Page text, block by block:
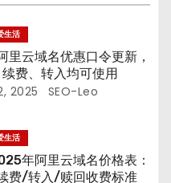
生活
里云域名优惠口令更新，
费、转入均可使用
2025 SEO-Leo
生活
年阿里云域名价格表：
费/转入/赎回收费标准